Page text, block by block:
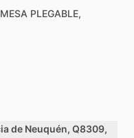
MESA PLEGABLE,